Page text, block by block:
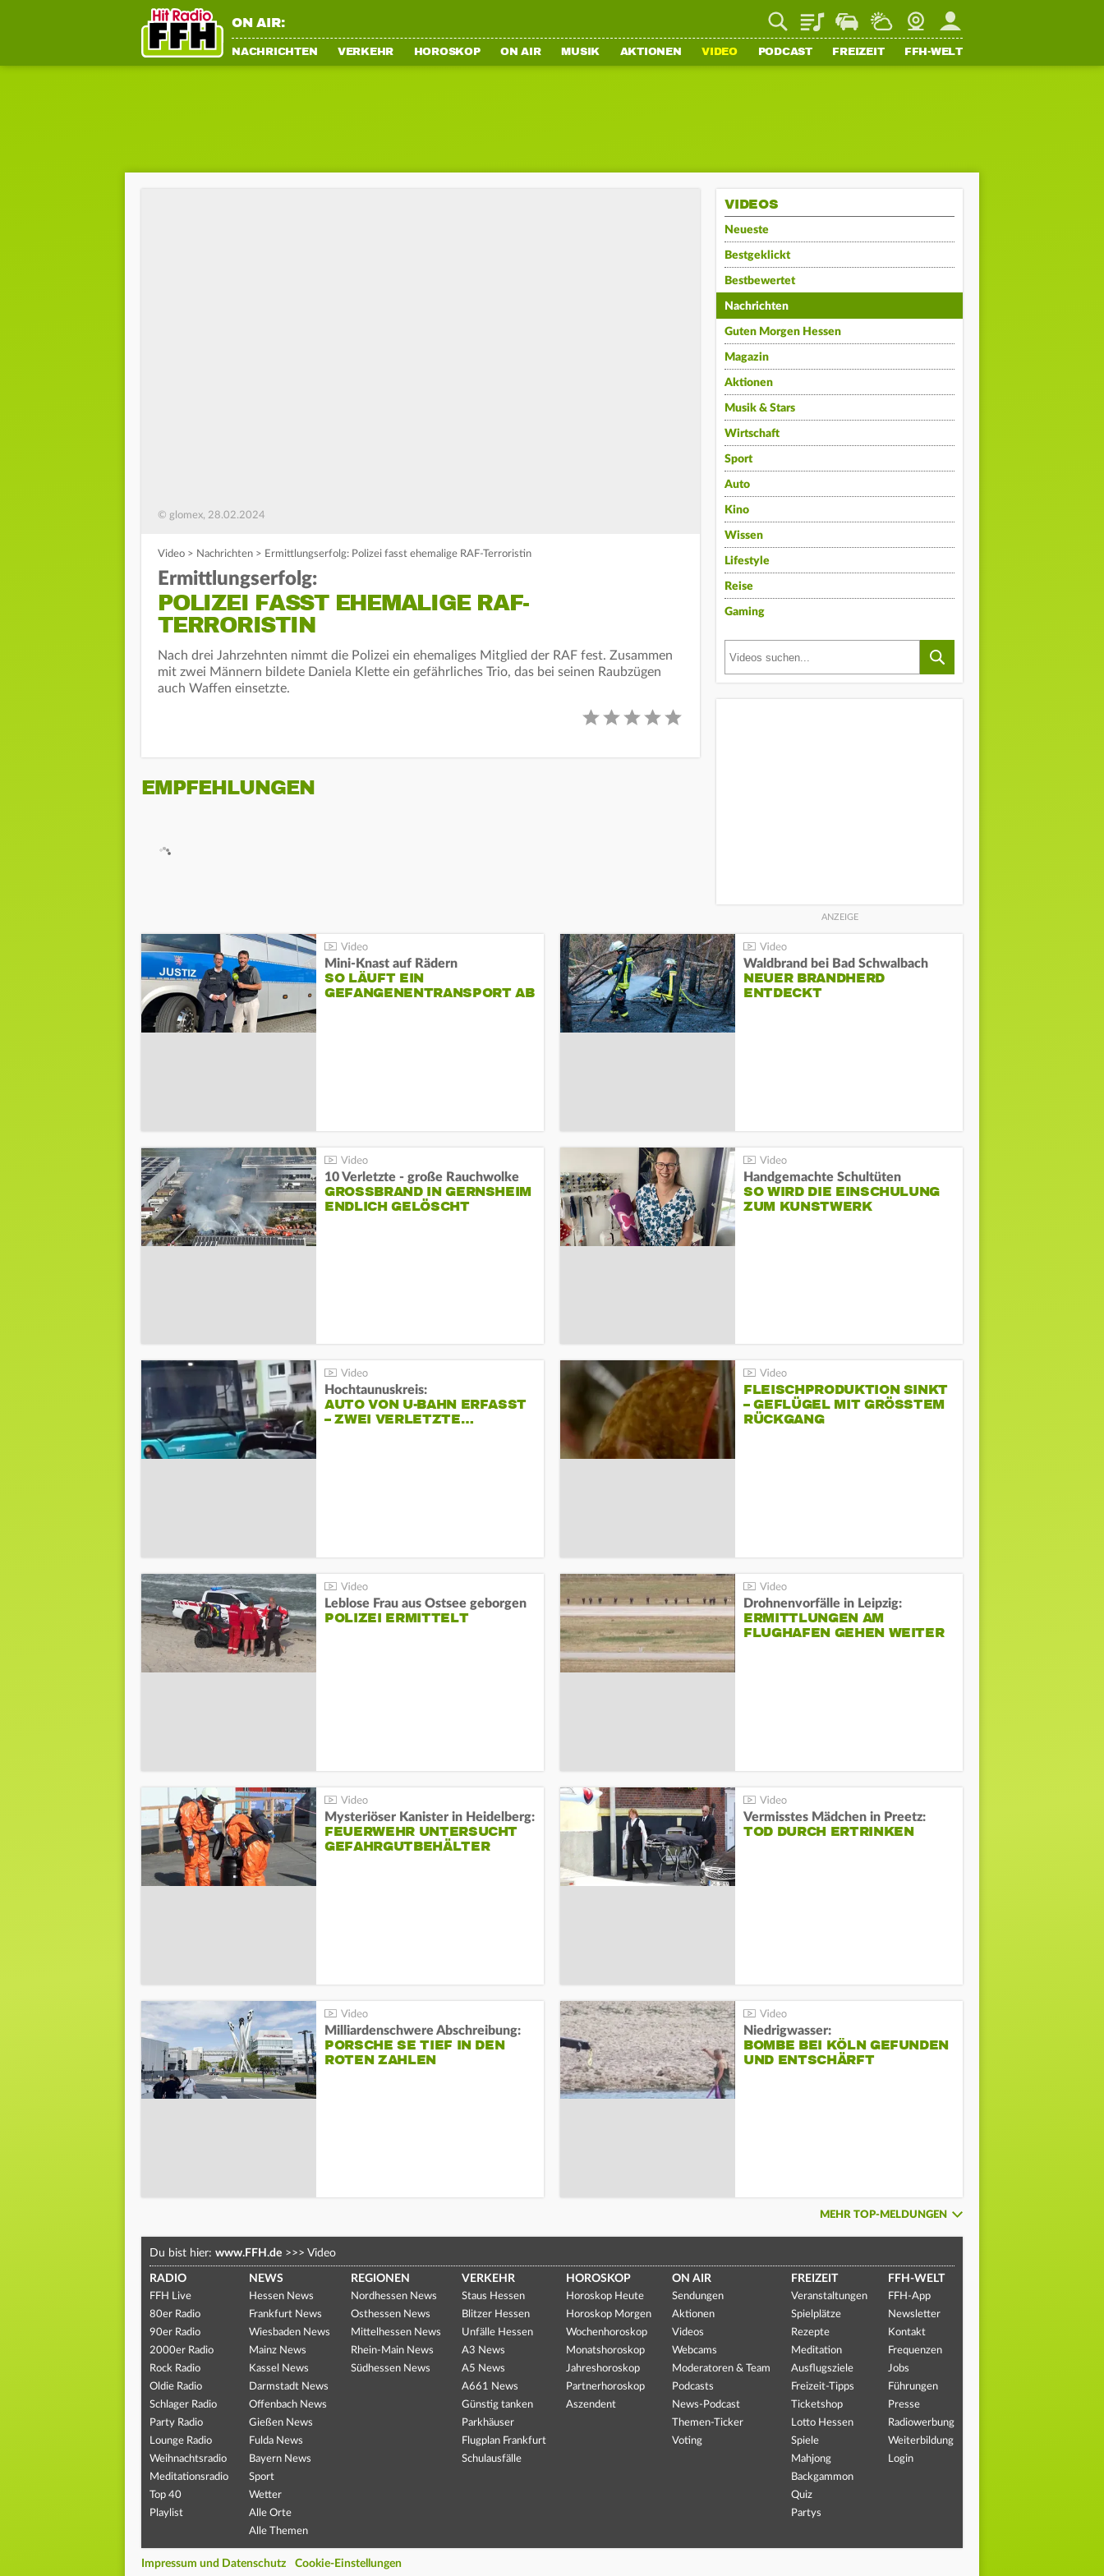
ON AIR: PlaylistStaupilotWetterWebcamMein FFH
NACHRICHTEN VERKEHR HOROSKOP ON AIR MUSIK AKTIONEN VIDEO PODCAST FREIZEIT FFH-WELT
© glomex, 28.02.2024
Video > Nachrichten > Ermittlungserfolg: Polizei fasst ehemalige RAF-Terroristin
Ermittlungserfolg:
POLIZEI FASST EHEMALIGE RAF-
TERRORISTIN
Nach drei Jahrzehnten nimmt die Polizei ein ehemaliges Mitglied der RAF fest. Zusammen
mit zwei Männern bildete Daniela Klette ein gefährliches Trio, das bei seinen Raubzügen
auch Waffen einsetzte.
EMPFEHLUNGEN
VIDEOS
Neueste
Bestgeklickt
Bestbewertet
Nachrichten
Guten Morgen Hessen
Magazin
Aktionen
Musik & Stars
Wirtschaft
Sport
Auto
Kino
Wissen
Lifestyle
Reise
Gaming
Mini-Knast auf Rädern
SO LÄUFT EIN
GEFANGENENTRANSPORT AB
Waldbrand bei Bad Schwalbach
NEUER BRANDHERD
ENTDECKT
10 Verletzte - große Rauchwolke
GROSSBRAND IN GERNSHEIM E
NDLICH GELÖSCHT
Handgemachte Schultüten
SO WIRD DIE EINSCHULUNG
ZUM KUNSTWERK
Hochtaunuskreis:
AUTO VON U-BAHN ERFASST
– ZWEI VERLETZTE…
FLEISCHPRODUKTION SINKT
– GEFLÜGEL MIT GRÖSSTEM R
ÜCKGANG
Leblose Frau aus Ostsee geborgen
POLIZEI ERMITTELT
Drohnenvorfälle in Leipzig:
ERMITTLUNGEN AM
FLUGHAFEN GEHEN WEITER
Mysteriöser Kanister in Heidelberg:
FEUERWEHR UNTERSUCHT
GEFAHRGUTBEHÄLTER
Vermisstes Mädchen in Preetz:
TOD DURCH ERTRINKEN
Milliardenschwere Abschreibung:
PORSCHE SE TIEF IN DEN
ROTEN ZAHLEN
Niedrigwasser:
BOMBE BEI KÖLN GEFUNDEN
UND ENTSCHÄRFT
MEHR TOP-MELDUNGEN
Du bist hier: www.FFH.de >>> Video
RADIO
FFH Live
80er Radio
90er Radio
2000er Radio
Rock Radio
Oldie Radio
Schlager Radio
Party Radio
Lounge Radio
Weihnachtsradio
Meditationsradio
Top 40
Playlist
NEWS
Hessen News
Frankfurt News
Wiesbaden News
Mainz News
Kassel News
Darmstadt News
Offenbach News
Gießen News
Fulda News
Bayern News
Sport
Wetter
Alle Orte
Alle Themen
REGIONEN
Nordhessen News
Osthessen News
Mittelhessen News
Rhein-Main News
Südhessen News
VERKEHR
Staus Hessen
Blitzer Hessen
Unfälle Hessen
A3 News
A5 News
A661 News
Günstig tanken
Parkhäuser
Flugplan Frankfurt
Schulausfälle
HOROSKOP
Horoskop Heute
Horoskop Morgen
Wochenhoroskop
Monatshoroskop
Jahreshoroskop
Partnerhoroskop
Aszendent
ON AIR
Sendungen
Aktionen
Videos
Webcams
Moderatoren & Team
Podcasts
News-Podcast
Themen-Ticker
Voting
FREIZEIT
Veranstaltungen
Spielplätze
Rezepte
Meditation
Ausflugsziele
Freizeit-Tipps
Ticketshop
Lotto Hessen
Spiele
Mahjong
Backgammon
Quiz
Partys
FFH-WELT
FFH-App
Newsletter
Kontakt
Frequenzen
Jobs
Führungen
Presse
Radiowerbung
Weiterbildung
Login
Impressum und Datenschutz Cookie-Einstellungen